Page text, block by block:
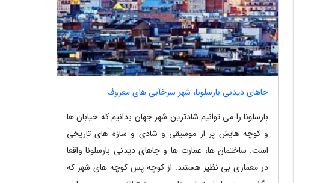
جاهای دیدنی بارسلونا، شهر سرخآبی های معروف
بارسلونا را می توانیم شادترین شهر جهان بدانیم که خیابان ها
و کوچه هایش پر از موسیقی و شادی و سازه های تاریخی
است. ساختمان ها، عمارت ها و جاهای دیدنی بارسلونا واقعا
در معماری بی نظیر هستند. از کوچه پس کوچه های شهر که